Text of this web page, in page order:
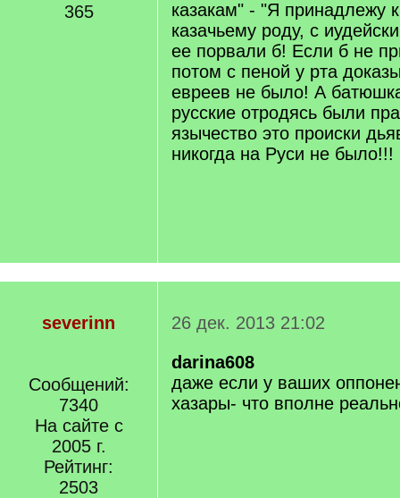
365
казакам" - "Я принадлежу
казачьему роду, с
ее порвали б! Если б не
потом с пеной у рта
евреев не было! А
русские отродясь были
язычество это происки
никогда на Руси не было!!!
severinn
Сообщений:
7340
На сайте с
2005 г.
Рейтинг:
2503
26 дек. 2013 21:02
darina608
даже если у ваших
хазары- что вполне